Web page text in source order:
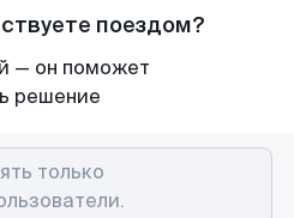
поездом?
— он поможет
решение